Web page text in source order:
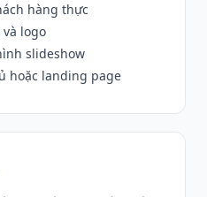
hàng thực
logo
slideshow
hoặc landing page